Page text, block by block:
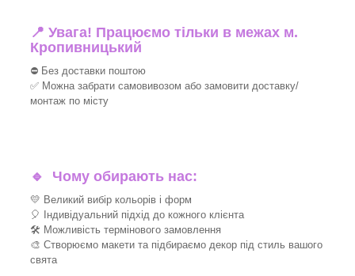
📍 Увага! Працюємо тільки в межах м.
Кропивницький
⛔ Без доставки поштою
✅ Можна забрати самовивозом або замовити доставку/
монтаж по місту
🔹 Чому обирають нас:
💛 Великий вибір кольорів і форм
🎈 Індивідуальний підхід до кожного клієнта
🛠 Можливість термінового замовлення
🎨 Створюємо макети та підбираємо декор під стиль вашого
свята